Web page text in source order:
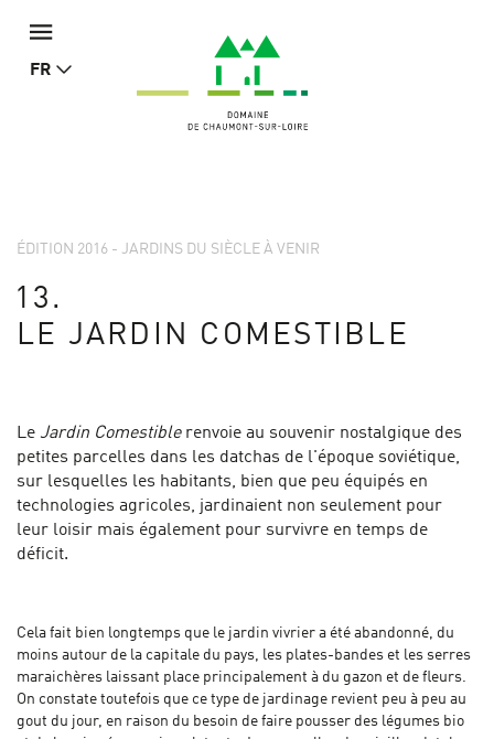
FR
ÉDITION 2016 - JARDINS DU SIÈCLE À VENIR
13.
LE JARDIN COMESTIBLE
Le Jardin Comestiblerenvoie au souvenir nostalgique des
petites parcelles dans les datchas de l'époque soviétique,
sur lesquelles les habitants, bien que peu équipés en
technologies agricoles, jardinaient non seulement pour
leur loisir mais également pour survivre en temps de
déficit.
Cela fait bien longtemps que le jardin vivrier a été abandonné, du
moins autour de la capitale du pays, les plates-bandes et les serres
maraichères laissant place principalement à du gazon et de fleurs.
On constate toutefois que ce type de jardinage revient peu à peu au
gout du jour, en raison du besoin de faire pousser des légumes bio